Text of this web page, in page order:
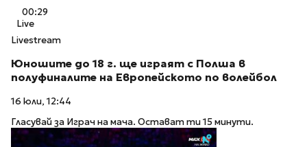
00:29
Live
Livestream
Юношите до 18 г. ще играят с Полша в
полуфиналите на Европейското по волейбол
16 юли, 12:44
Гласувай за Играч на мача. Остават ти 15 минути.